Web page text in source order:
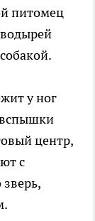
питомец
у ног
центр,
с